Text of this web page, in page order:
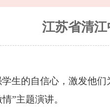
江苏省清
生的自信心，激发他们
”主题演讲。